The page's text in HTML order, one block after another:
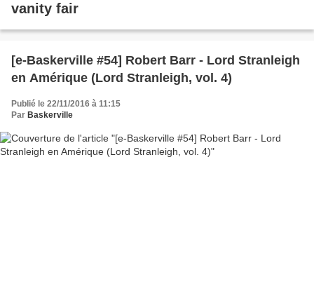
vanity fair
[e-Baskerville #54] Robert Barr - Lord Stranleigh
en Amérique (Lord Stranleigh, vol. 4)
Publié le 22/11/2016 à 11:15
Par Baskerville